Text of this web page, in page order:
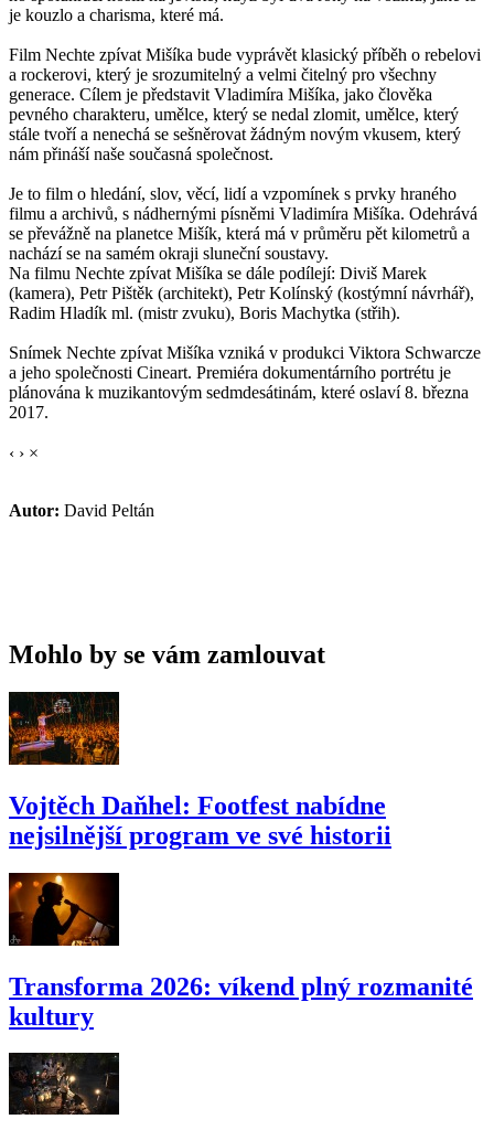
je kouzlo a charisma, které má.
Film Nechte zpívat Mišíka bude vyprávět klasický příběh o rebelovi
a rockerovi, který je srozumitelný a velmi čitelný pro všechny
generace. Cílem je představit Vladimíra Mišíka, jako člověka
pevného charakteru, umělce, který se nedal zlomit, umělce, který
stále tvoří a nenechá se sešněrovat žádným novým vkusem, který
nám přináší naše současná společnost.
Je to film o hledání, slov, věcí, lidí a vzpomínek s prvky hraného
filmu a archivů, s nádhernými písněmi Vladimíra Mišíka. Odehrává
se převážně na planetce Mišík, která má v průměru pět kilometrů a
nachází se na samém okraji sluneční soustavy.
Na filmu Nechte zpívat Mišíka se dále podílejí: Diviš Marek
(kamera), Petr Pištěk (architekt), Petr Kolínský (kostýmní návrhář),
Radim Hladík ml. (mistr zvuku), Boris Machytka (střih).
Snímek Nechte zpívat Mišíka vzniká v produkci Viktora Schwarcze
a jeho společnosti Cineart. Premiéra dokumentárního portrétu je
plánována k muzikantovým sedmdesátinám, které oslaví 8. března
2017.
‹ › ×
Autor: David Peltán
Mohlo by se vám zamlouvat
Vojtěch Daňhel: Footfest nabídne
nejsilnější program ve své historii
Transforma 2026: víkend plný rozmanité
kultury